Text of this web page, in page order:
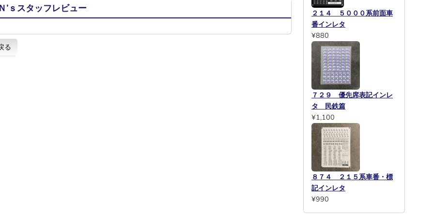
’ｓスタッフレビュー
る
２１４ ５０００系前面車
番インレタ
¥880
７２９ 優先席表記インレ
タ 民鉄篇
¥1,100
８７４ ２１５系車番・標
記インレタ
¥990